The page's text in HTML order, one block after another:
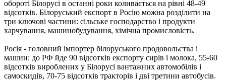
обороті Білорусі в останні роки коливається на рівні 48-49
відсотків. Білоруський експорт в Росію можна розділити на
три ключові частини: сільське господарство і продукти
харчування, машинобудування, хімічна промисловість.
Росія - головний імпортер білоруського продовольства і
машин: до РФ йде 90 відсотків експорту сирів і молока, 55-60
відсотків вироблених у Білорусі вантажних автомобілів і
самоскидів, 70-75 відсотків тракторів і дві третини автобусів.